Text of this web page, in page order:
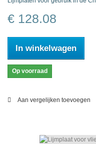
€ 128.08
In winkelwagen
Op voorraad
Aan vergelijken toevoegen